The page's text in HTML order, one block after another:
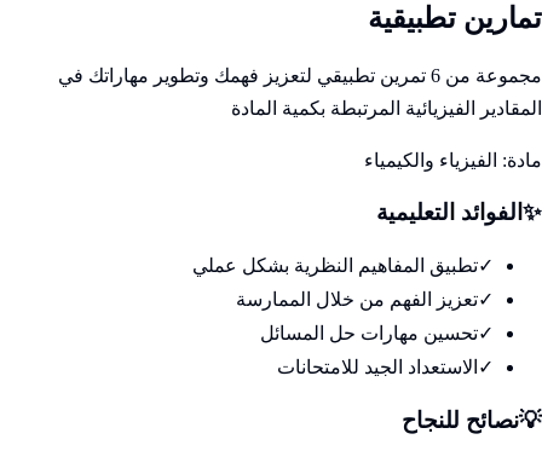
تمارين تطبيقية
مجموعة من 6 تمرين تطبيقي لتعزيز فهمك وتطوير مهاراتك في
المقادير الفيزيائية المرتبطة بكمية المادة
مادة: الفيزياء والكيمياء
✨ الفوائد التعليمية
✓تطبيق المفاهيم النظرية بشكل عملي
✓تعزيز الفهم من خلال الممارسة
✓تحسين مهارات حل المسائل
✓ الاستعداد الجيد للامتحانات
💡نصائح للنجاح